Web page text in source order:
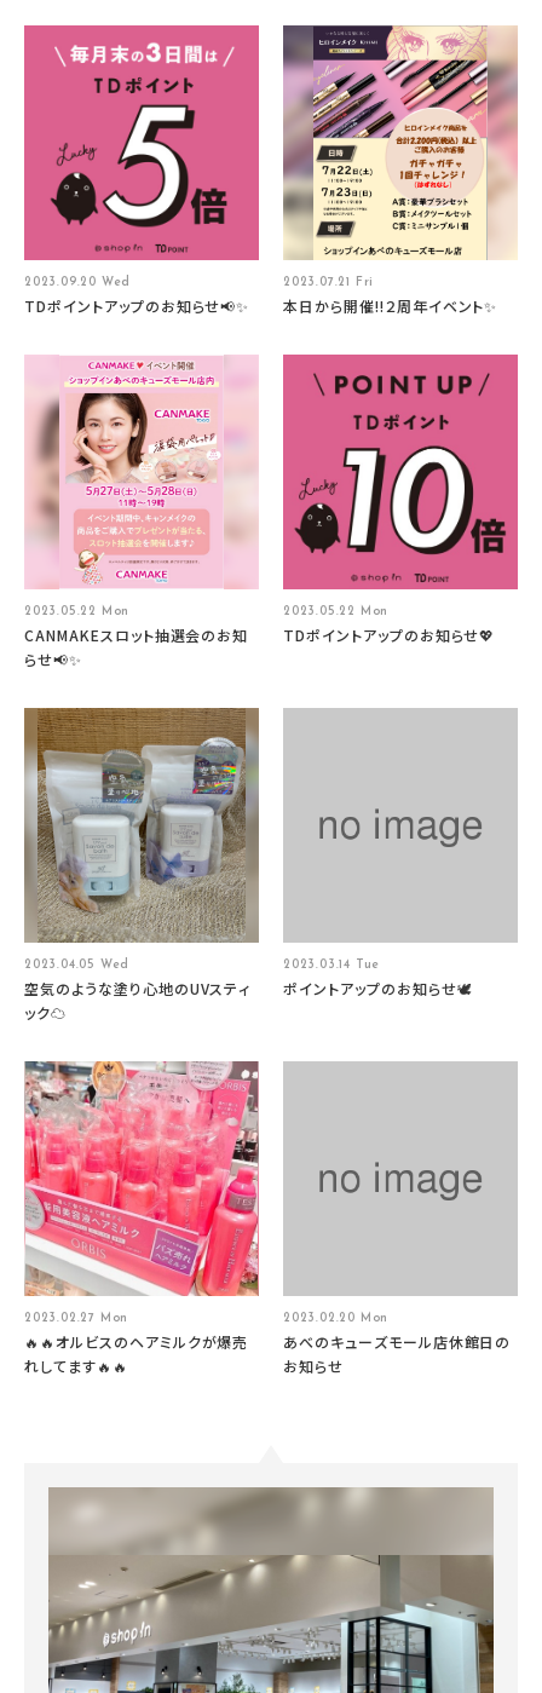
2023.09.20 Wed
TDポイントアップのお知らせ📢✨
2023.07.21 Fri
本日から開催‼２周年イベント✨
2023.05.22 Mon
CANMAKEスロット抽選会のお知
らせ📢✨
2023.05.22 Mon
TDポイントアップのお知らせ💖
2023.04.05 Wed
空気のような塗り心地のUVスティ
ック☁️
2023.03.14 Tue
ポイントアップのお知らせ🕊️
2023.02.27 Mon
🔥🔥オルビスのヘアミルクが爆売
れしてます🔥🔥
2023.02.20 Mon
あべのキューズモール店休館日の
お知らせ